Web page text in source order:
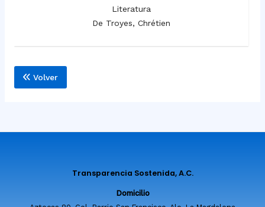
Literatura
De Troyes, Chrétien
Volver
Transparencia Sostenida, A.C.
Domicilio